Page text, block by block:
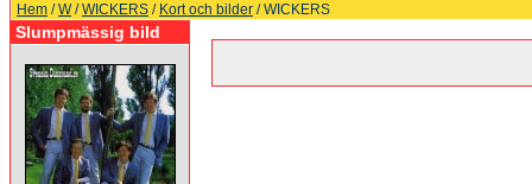
Hem /W/WICKERS / Kort och bilder / WICKERS
Slumpmässig bild